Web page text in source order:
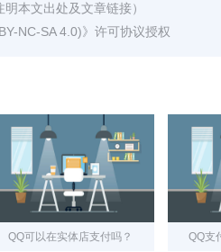
明本文出处及文章链接）
NC-SA 4.0)》许可协议授权
QQ可以在实体店支付吗？ QQ支